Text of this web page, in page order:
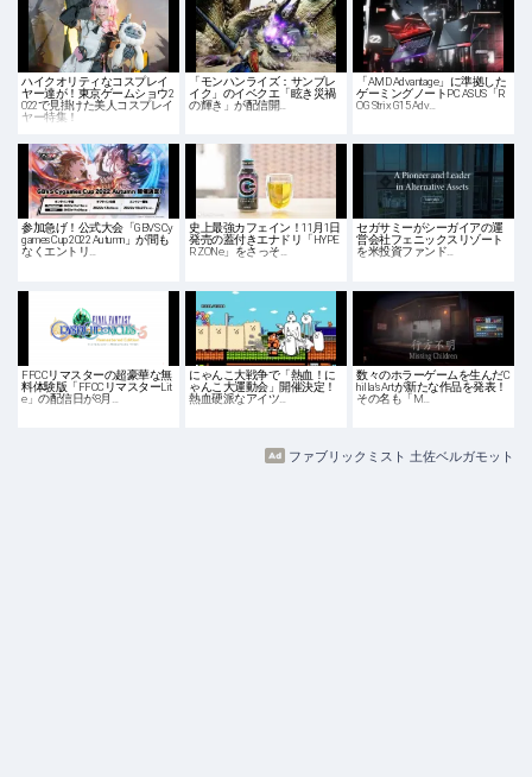
ハイクオリティなコスプレイ
ヤー達が！東京ゲームショウ2
022で見掛けた美人コスプレイ
ヤー特集！
「モンハンライズ：サンブレ
イク」のイベクエ「眩き災禍
の輝き」が配信開…
「AMD Advantage」に準拠した
ゲーミングノートPC ASUS「R
OG Strix G15 Adv…
参加急げ！公式大会「GBVS Cy
games Cup 2022 Autumn」が間も
なくエントリ…
史上最強カフェイン！11月1日
発売の蓋付きエナドリ「HYPE
R ZONe」をさっそ…
セガサミーがシーガイアの運
営会社フェニックスリゾート
を米投資ファンド…
FFCCリマスターの超豪華な無
料体験版「FFCCリマスターLit
e」の配信日が8月…
にゃんこ大戦争で「熱血！に
ゃんこ大運動会」開催決定！
熱血硬派なアイツ…
数々のホラーゲームを生んだC
hilla's Artが新たな作品を発表！
その名も「M…
ファブリックミスト 土佐ベルガモット